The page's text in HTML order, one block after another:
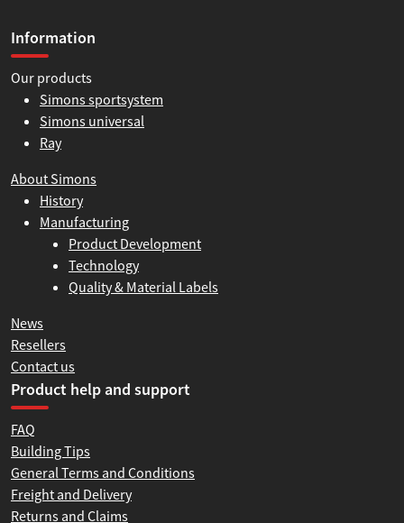
Information
Our products
Simons sportsystem
Simons universal
Ray
About Simons
History
Manufacturing
Product Development
Technology
Quality & Material Labels
News
Resellers
Contact us
Product help and support
FAQ
Building Tips
General Terms and Conditions
Freight and Delivery
Returns and Claims